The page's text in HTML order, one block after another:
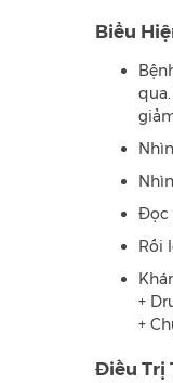
Biểu
Đọc
Rối
+
+
Điều Trị